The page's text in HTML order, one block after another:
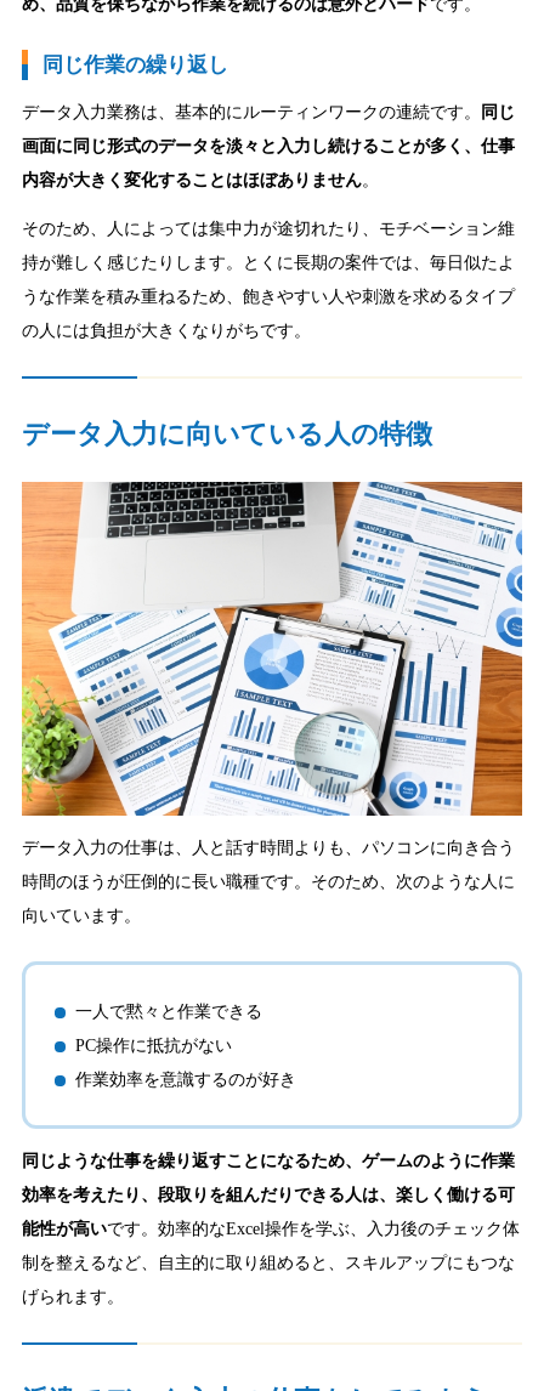
同じ作業の繰り返し
データ入力業務は、基本的にルーティンワークの連続です。
同じ
画面に同じ形式のデータを淡々と入力し続けることが多く、仕事
内容が大きく変化することはほぼありません。
そのため、人によっては集中力が途切れたり、モチベーション維
持が難しく感じたりします。とくに長期の案件では、毎日似たよ
うな作業を積み重ねるため、飽きやすい人や刺激を求めるタイプ
の人には負担が大きくなりがちです。
データ入力に向いている人の特徴
データ入力の仕事は、人と話す時間よりも、パソコンに向き合う
時間のほうが圧倒的に長い職種です。そのため、次のような人に
向いています。
一人で黙々と作業できる
PC操作に抵抗がない
作業効率を意識するのが好き
同じような仕事を繰り返すことになるため、ゲームのように作業
効率を考えたり、段取りを組んだりできる人は、楽しく働ける可
能性が高いです。効率的なExcel操作を学ぶ、入力後のチェック体
制を整えるなど、自主的に取り組めると、スキルアップにもつな
げられます。